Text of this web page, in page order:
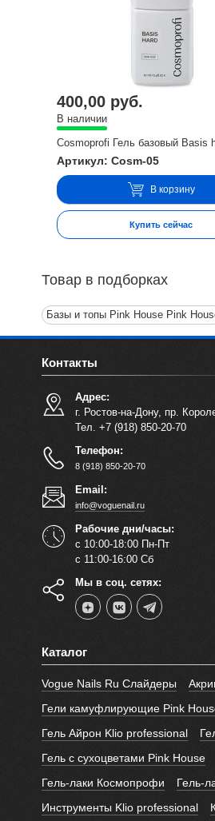
400,00 руб.
В наличии
Cosmoprofi Гель базовый Basis
Артикул: Cosm-05
В корзину
Купить сейчас
Товар в подборках
Базы и топы Pink House Pink
Контакты
Адрес:
г. Ростов-на-Дону, пр.
Тел. +7 (918) 850-20-70
Телефон:
8 (918) 850-20-70
Email:
info@voguenail.ru
Рабочие дни/часы:
с 10:00-18:00 Пн-Пт
с 11:00-16:00 Сб
Мы в соц. сетях:
Каталог
Vogue Nails Ru Слайдеры
Гели камуфлирующие Pink
Гель Айрон Klio professional
Гель с сухоцветами Pink House
Гель-лаки Космопрофи
Гель-
Инструменты Klio professional